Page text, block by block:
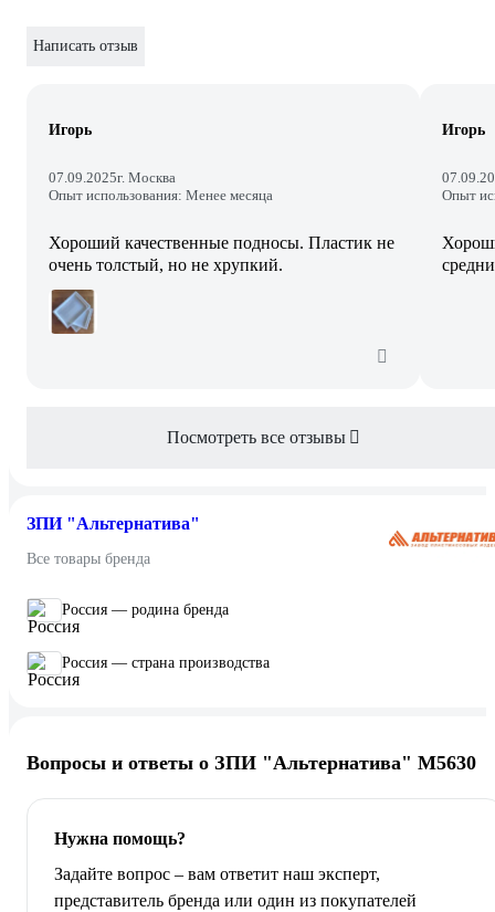
Написать отзыв
Игорь
07.09.2025г. Москва
Опыт использования: Менее месяца
Хороший качественные подносы. Пластик не
очень толстый, но не хрупкий.
Игорь
Опыт
Посмотреть все отзывы
ЗПИ "Альтернатива"
Все товары бренда
Россия — родина бренда
Россия — страна производства
Вопросы и ответы о ЗПИ "Альтернатива" М5630
Нужна помощь?
Задайте вопрос – вам ответит наш эксперт,
представитель бренда или один из покупателей